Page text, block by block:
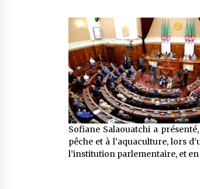
Un conte targui/
vide
5 ans ago
Sofiane Salaouatchi a
pêche et à l’aquaculture, lors
l’institution parlementaire, et